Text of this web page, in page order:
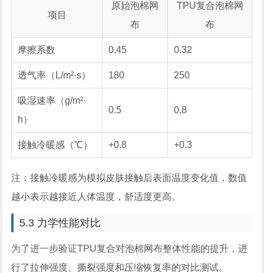
项目
原始泡棉网
布
TPU复合泡棉网
布
摩擦系数 0.45 0.32
透气率（L/m²·s） 180 250
吸湿速率（g/m²·
h）
0.5 0.8
接触冷暖感（℃） +0.8 +0.3
注：接触冷暖感为模拟皮肤接触后表面温度变化值，数值
越小表示越接近人体温度，舒适度更高。
5.3 力学性能对比
为了进一步验证TPU复合对泡棉网布整体性能的提升，进
行了拉伸强度、撕裂强度和压缩恢复率的对比测试。